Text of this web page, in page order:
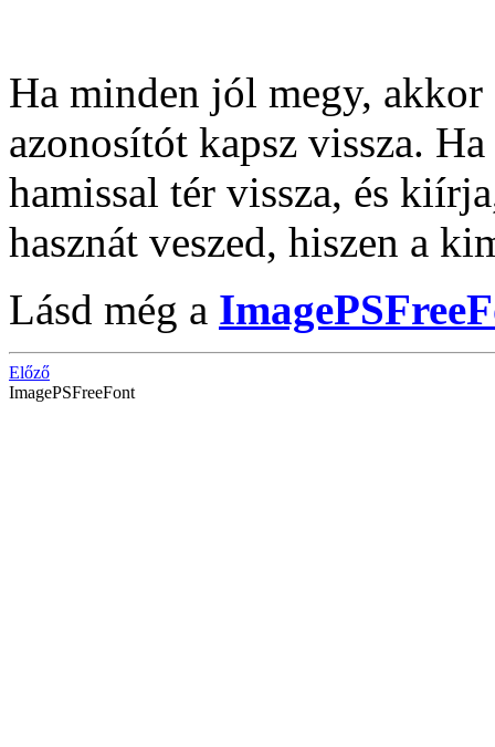
Ha minden jól megy,
azonosítót kapsz vissza.
hamissal tér vissza, és
hasznát veszed, hiszen a
Lásd még a
Előző
ImagePSFreeFont